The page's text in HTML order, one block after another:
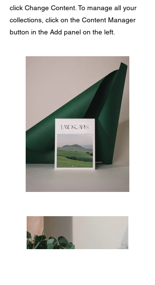
click Change Content. To manage all your
collections, click on the Content Manager
button in the Add panel on the left.